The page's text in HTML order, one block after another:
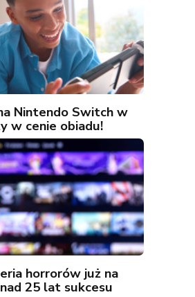
Nintendo Switch w
w cenie obiadu!
horrorów już na
25 lat sukcesu